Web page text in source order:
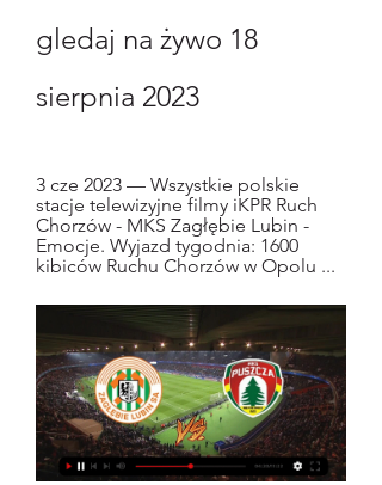
gledaj na żywo 18
sierpnia 2023
3 cze 2023 — Wszystkie polskie
stacje telewizyjne filmy iKPR Ruch
Chorzów - MKS Zagłębie Lubin -
Emocje. Wyjazd tygodnia: 1600
kibiców Ruchu Chorzów w Opolu ...